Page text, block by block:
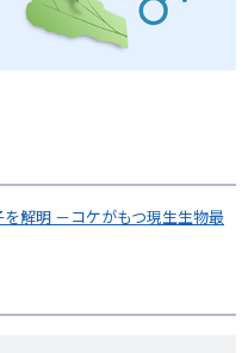
解明 －コケがもつ現生生物最